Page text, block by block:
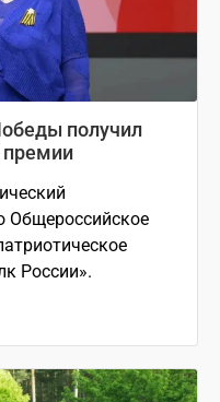
получил
премии
Общероссийское
России».